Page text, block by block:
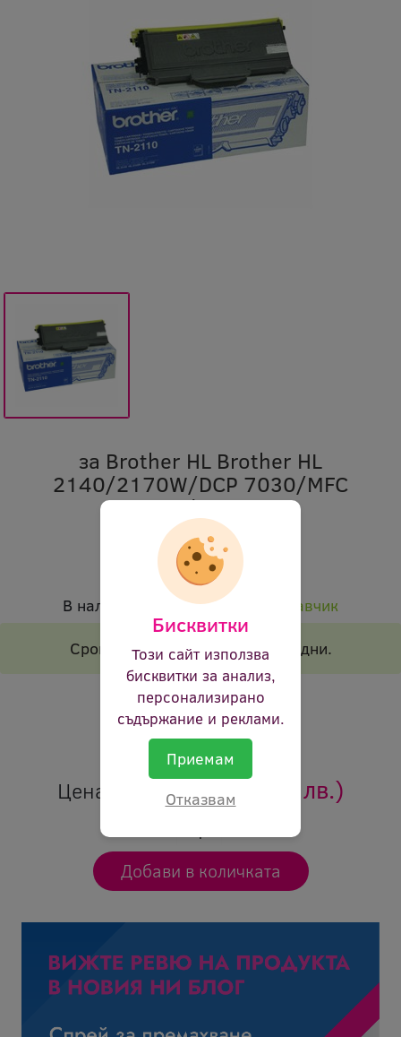
за Brother HL Brother HL
2140/2170W/DCP 7030/MFC
7320/7840W
Марка: Brother
obl tn2110 4517
В наличност:
Налично при доставчик
Срок на доставка 1-2 работни дни.
Брой страници: 1500p
Цвят: черен
Ревю: Оцени продукта
Цена: 63.96 €(125.09 лв.)
Бисквитки
Този сайт използва
бисквитки за анализ,
персонализирано
съдържание и реклами.
Приемам
Отказвам